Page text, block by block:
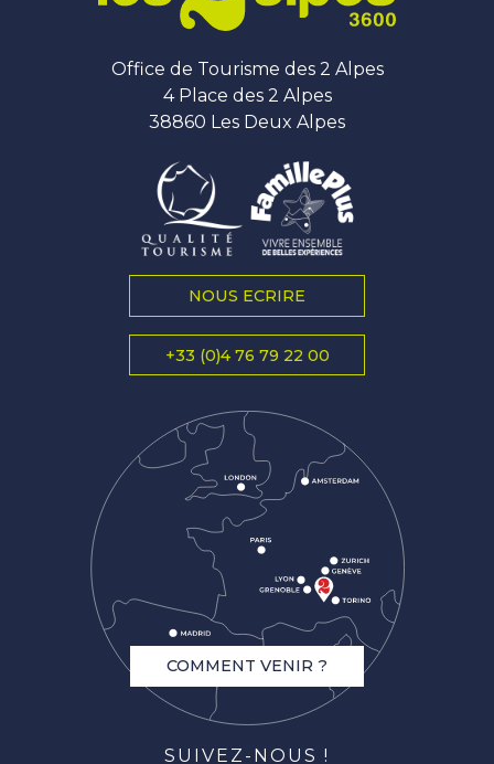
Office de Tourisme des 2 Alpes
4 Place des 2 Alpes
38860 Les Deux Alpes
NOUS ECRIRE
+33 (0)4 76 79 22 00
COMMENT VENIR ?
SUIVEZ-NOUS !